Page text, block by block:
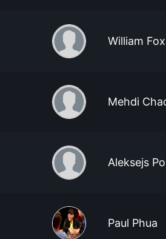
William
Mehdi
Aleksejs
Paul Phua